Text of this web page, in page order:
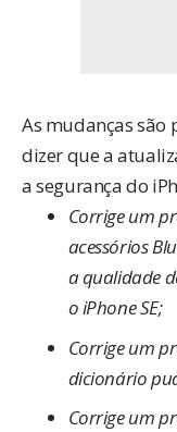
As mudanças são
dizer que a
a segurança do
Corrige um
acessórios
a qualidade
o iPhone SE;
Corrige um
dicionário
Corrige um